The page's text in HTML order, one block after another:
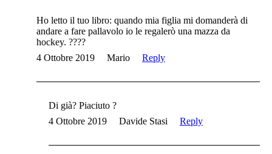
Ho letto il tuo libro: quando mia figlia mi domanderà di
andare a fare pallavolo io le regalerò una mazza da
hockey. ????
4 Ottobre 2019
Mario Reply
Di già? Piaciuto ?
4 Ottobre 2019
Davide Stasi Reply